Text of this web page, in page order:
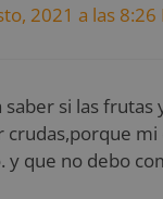
2021 a las 8:26
saber si las frutas
crudas,porque mi
y que no debo